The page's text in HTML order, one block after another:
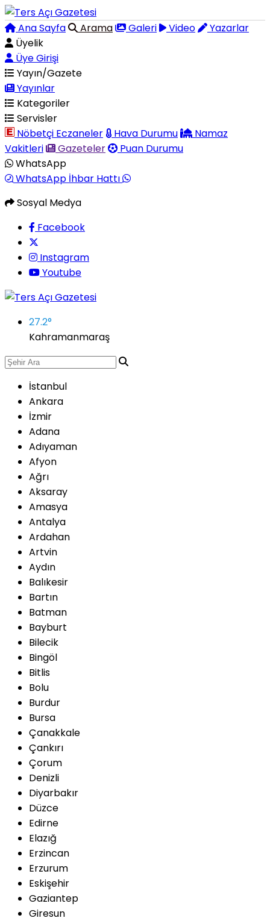
Ana Sayfa Arama Galeri Video
Yazarlar
Üyelik
Üye Girişi
Yayın/Gazete
Yayınlar
Kategoriler
Servisler
Nöbetçi Eczaneler
Hava Durumu
Namaz
Vakitleri
Gazeteler
Puan Durumu
WhatsApp
WhatsApp İhbar Hattı
Sosyal Medya
Facebook
Instagram
Youtube
27.2°
Kahramanmaraş
İstanbul
Ankara
İzmir
Adana
Adıyaman
Afyon
Ağrı
Aksaray
Amasya
Antalya
Ardahan
Artvin
Aydın
Balıkesir
Bartın
Batman
Bayburt
Bilecik
Bingöl
Bitlis
Bolu
Burdur
Bursa
Çanakkale
Çankırı
Çorum
Denizli
Diyarbakır
Düzce
Edirne
Elazığ
Erzincan
Erzurum
Eskişehir
Gaziantep
Giresun